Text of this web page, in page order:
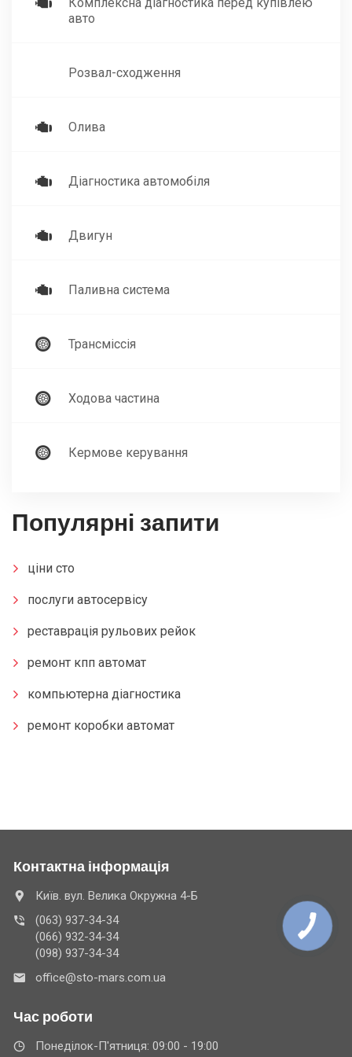
авто
Розвал-сходження
Олива
Діагностика автомобіля
Двигун
Паливна система
Трансміссія
Ходова частина
Кермове керування
Популярні запити
ціни сто
послуги автосервісу
реставрація рульових рейок
ремонт кпп автомат
компьютерна діагностика
ремонт коробки автомат
Контактна інформація
Київ. вул. Велика Окружна 4-Б
(063) 937-34-34
(066) 932-34-34
(098) 937-34-34
office@sto-mars.com.ua
Час роботи
Понеділок-П'ятниця: 09:00 - 19:00